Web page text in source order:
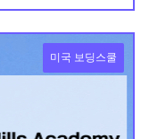
미국 보딩스쿨